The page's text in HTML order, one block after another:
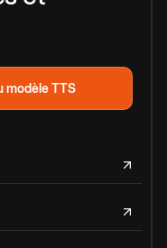
modèle TTS